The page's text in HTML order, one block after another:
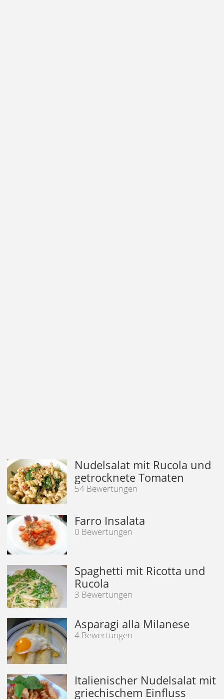
Nudelsalat mit Rucola und
getrocknete Tomaten
54 Bewertungen
Farro Insalata
0 Bewertungen
Spaghetti mit Ricotta und
Rucola
3 Bewertungen
Asparagi alla Milanese
4 Bewertungen
Italienischer Nudelsalat mit
griechischem Einfluss